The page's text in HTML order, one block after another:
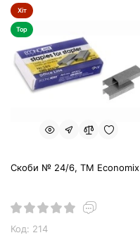
Хіт
Top
Скоби № 24/6, ТМ Economix
Код: 214